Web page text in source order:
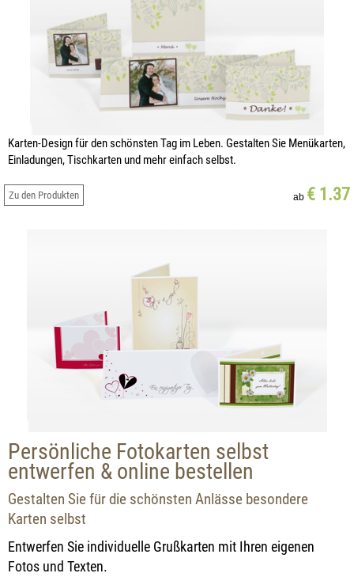
Karten-Design für den schönsten Tag im Leben. Gestalten Sie Menükarten,
Einladungen, Tischkarten und mehr einfach selbst.
Zu den Produkten ab € 1.37
Persönliche Fotokarten selbst
entwerfen & online bestellen
Gestalten Sie für die schönsten Anlässe besondere
Karten selbst
Entwerfen Sie individuelle Grußkarten mit Ihren eigenen
Fotos und Texten.